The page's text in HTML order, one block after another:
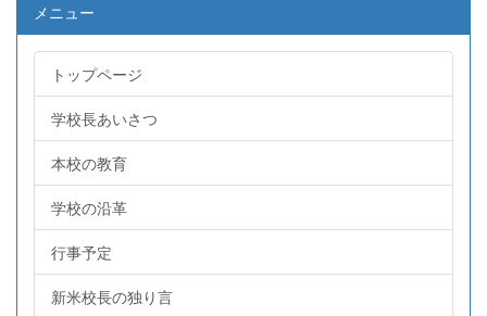
メニュー
トップページ
学校長あいさつ
本校の教育
学校の沿革
行事予定
新米校長の独り言